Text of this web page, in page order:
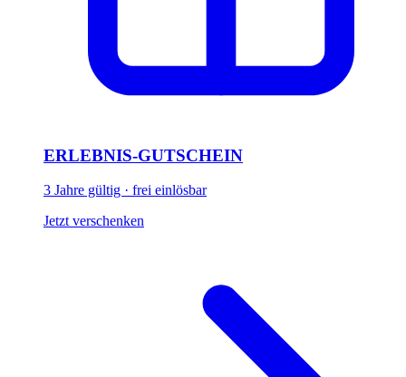
ERLEBNIS-GUTSCHEIN
3 Jahre gültig · frei einlösbar
Jetzt verschenken